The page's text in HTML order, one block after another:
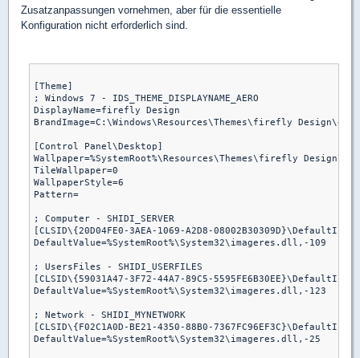
Zusatzanpassungen vornehmen, aber für die essentielle
Konfiguration nicht erforderlich sind.
[Theme]
; Windows 7 - IDS_THEME_DISPLAYNAME_AERO
DisplayName=firefly Design
BrandImage=C:\Windows\Resources\Themes\firefly
[Control Panel\Desktop]
Wallpaper=%SystemRoot%\Resources\Themes\firefly
TileWallpaper=0
WallpaperStyle=6
Pattern=
; Computer - SHIDI_SERVER
[CLSID\{20D04FE0-3AEA-1069-A2D8-08002B30309D}\DefaultIcon]
DefaultValue=%SystemRoot%\System32\imageres.dll,-109
; UsersFiles - SHIDI_USERFILES
[CLSID\{59031A47-3F72-44A7-89C5-5595FE6B30EE}\DefaultIcon]
DefaultValue=%SystemRoot%\System32\imageres.dll,-123
; Network - SHIDI_MYNETWORK
[CLSID\{F02C1A0D-BE21-4350-88B0-7367FC96EF3C}\DefaultIcon]
DefaultValue=%SystemRoot%\System32\imageres.dll,-25